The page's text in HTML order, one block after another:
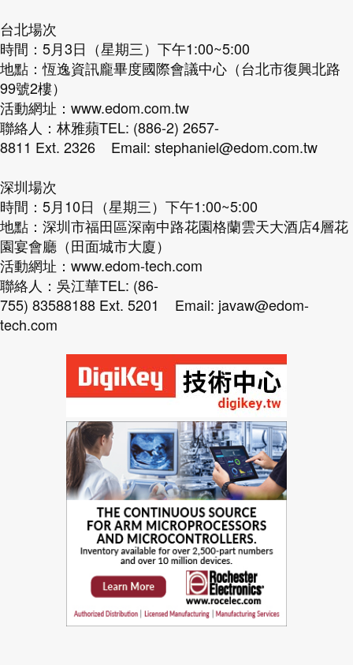
台北場次
時間：5月3日（星期三）下午1:00~5:00
地點：恆逸資訊龐畢度國際會議中心（台北市復興北路
99號2樓）
活動網址： www.edom.com.tw
聯絡人：林雅蘋TEL: (886-2) 2657-
8811 Ext. 2326 Email: stephaniel@edom.com.tw
深圳場次
時間：5月10日（星期三）下午1:00~5:00
地點：深圳市福田區深南中路花園格蘭雲天大酒店4層花
園宴會廳（田面城市大廈）
活動網址： www.edom-tech.com
聯絡人：吳江華TEL: (86-
755) 83588188 Ext. 5201 Email: javaw@edom-
tech.com